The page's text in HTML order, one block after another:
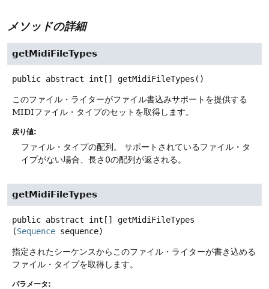
メソッドの詳細
getMidiFileTypes
public abstract int[] getMidiFileTypes ()
このファイル・ライターがファイル書込みサポートを提供する
MIDIファイル・タイプのセットを取得します。
戻り値:
ファイル・タイプの配列。
サポートされているファイル・タ
イプがない場合、長さ0の配列が返される。
getMidiFileTypes
public abstract int[]
getMidiFileTypes
(Sequence sequence)
指定されたシーケンスからこのファイル・ライターが書き込める
ファイル・タイプを取得します。
パラメータ: